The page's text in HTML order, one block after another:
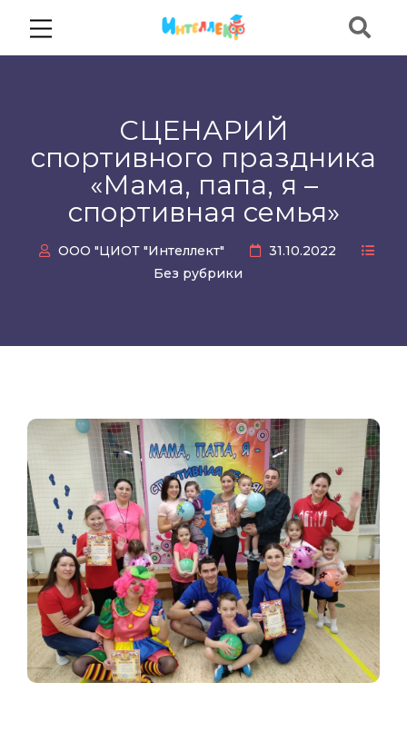
СЦЕНАРИЙ
спортивного праздника
«Мама, папа, я –
спортивная семья»
ООО "ЦИОТ "Интеллект"
31.10.2022
Без рубрики